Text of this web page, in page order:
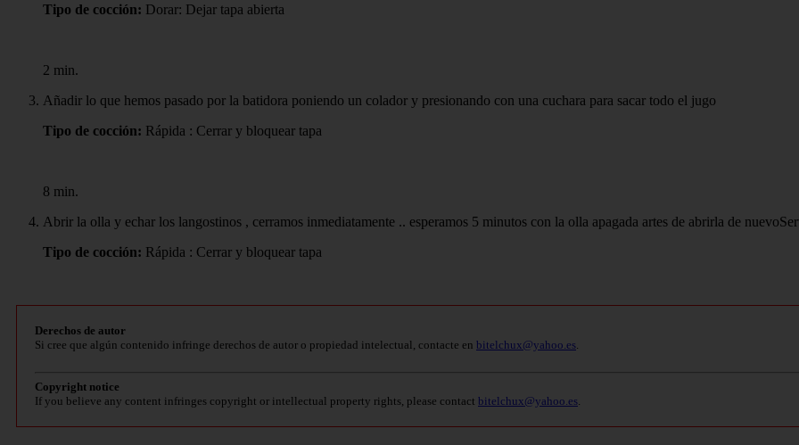
Tipo de cocción: Dorar: Dejar tapa abierta
2 min.
Añadir lo que hemos pasado por la batidora poniendo un colador y presionando con una cuchara para sacar todo el jugo
Tipo de cocción: Rápida : Cerrar y bloquear tapa
8 min.
Abrir la olla y echar los langostinos , cerramos inmediatamente .. esperamos 5 minutos con la olla apagada artes de abrirla de
Tipo de cocción: Rápida : Cerrar y bloquear tapa
Derechos de autor
Si cree que algún contenido infringe derechos de autor o propiedad intelectual, contacte en bitelchux@yahoo.es
Copyright notice
If you believe any content infringes copyright or intellectual property rights, please contact bitelchux@yahoo.es